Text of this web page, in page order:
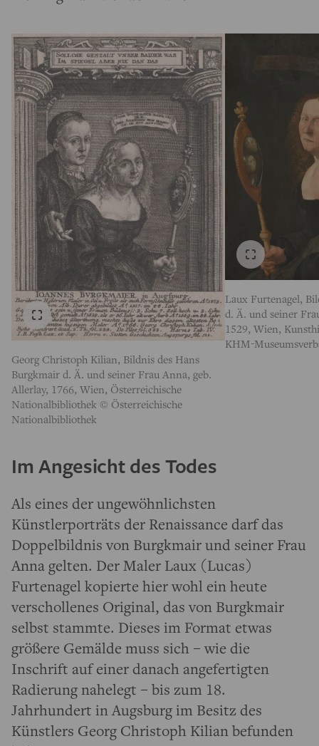
Georg Christoph Kilian, Bildnis des Hans
Burgkmair d. Ä. und seiner Frau Anna, geb.
Allerlay, 1766, Wien, Österreichische
Nationalbibliothek © Österreichische
Nationalbibliothek
Laux Furtenagel,
d. Ä. und seiner
1529, Wien,
KHM-
Im Angesicht des Todes
Als eines der ungewöhnlichsten
Künstlerporträts der Renaissance darf das
Doppelbildnis von Burgkmair und seiner Frau
Anna gelten. Der Maler Laux (Lucas)
Furtenagel kopierte hier wohl ein heute
verschollenes Original, das von Burgkmair
selbst stammte. Dieses im Format etwas
größere Gemälde muss sich – wie die
Inschrift auf einer danach angefertigten
Radierung nahelegt – bis zum 18.
Jahrhundert in Augsburg im Besitz des
Künstlers Georg Christoph Kilian befunden